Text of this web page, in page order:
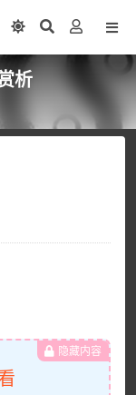
析
隐藏内容